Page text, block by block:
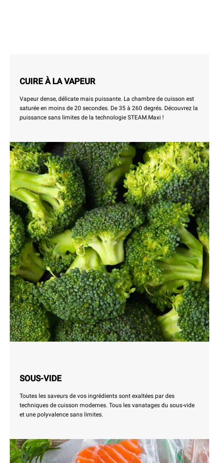
CUIRE À LA VAPEUR
Vapeur dense, délicate mais puissante. La chambre de cuisson est
saturée en moins de 20 secondes. De 35 à 260 degrés. Découvrez la
puissance sans limites de la technologie STEAM.Maxi !
SOUS-VIDE
Toutes les saveurs de vos ingrédients sont exaltées par des
techniques de cuisson modernes. Tous les vanatages du sous-vide
et une polyvalence sans limites.